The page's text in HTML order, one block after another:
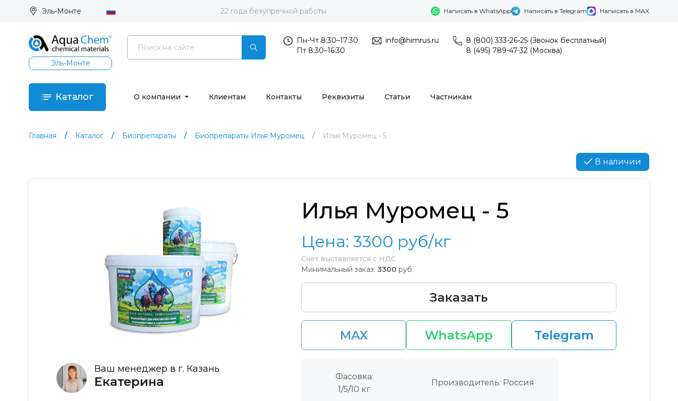
Эль-Монте 22 года безупречной работы Написать в WhatsApp Написать в Telegram Написать в MAX
Эль-Монте
Пн-Чт 8:30–17:30
Пт 8:30–16:30
info@himrus.ru
8 (800) 333-26-25 (Звонок бесплатный)
8 (495) 789-47-32 (Москва)
Каталог О компании Клиентам Контакты Реквизиты Статьи Частникам
Главная Каталог Биопрепараты Биопрепараты Илья Муромец Илья Муромец - 5
В наличии
Ваш менеджер в г. Казань
Екатерина
Илья Муромец - 5
Цена: 3300 руб/кг
Счет выставляется с НДС
Минимальный заказ: 3300 руб.
Заказать
MAX WhatsApp Telegram
Фасовка:
1/5/10 кг
Производитель: Россия